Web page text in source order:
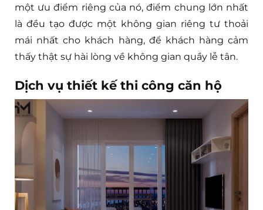
một ưu điểm riêng của nó, điểm chung lớn nhất
là đều tạo được một không gian riêng tư thoải
mái nhất cho khách hàng, để khách hàng cảm
thấy thật sự hài lòng về không gian quầy lễ tân.
Dịch vụ thiết kế thi công căn hộ